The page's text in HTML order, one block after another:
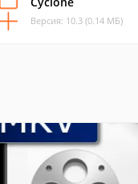
Версия: 10.3 (0.14 МБ)